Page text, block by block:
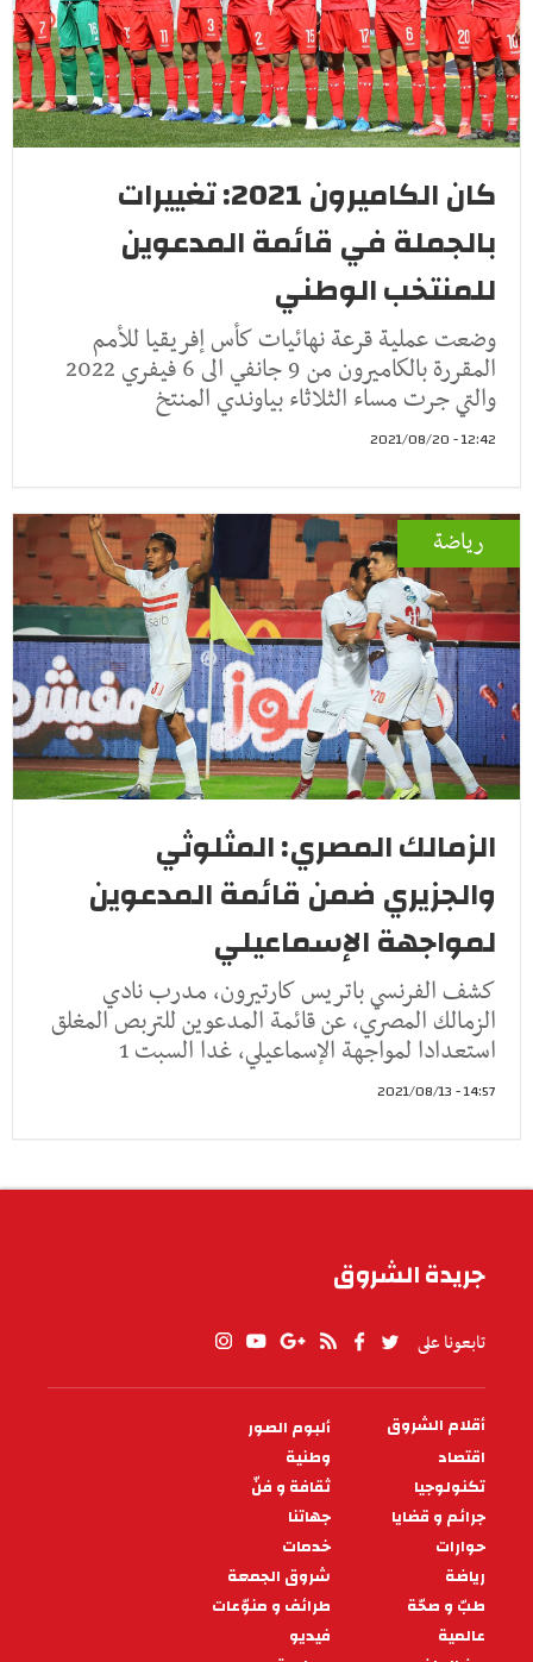
كان الكاميرون 2021: تغييرات
بالجملة في قائمة المدعوين
للمنتخب الوطني
وضعت عملية قرعة نهائيات كأس إفريقيا للأمم
المقررة بالكاميرون من 9 جانفي الى 6 فيفري 2022
والتي جرت مساء الثلاثاء بياوندي المنتخ
12:42 - 2021/08/20
رياضة
الزمالك المصري: المثلوثي
والجزيري ضمن قائمة المدعوين
لمواجهة الإسماعيلي
كشف الفرنسي باتريس كارتيرون، مدرب نادي
الزمالك المصري، عن قائمة المدعوين للتربص المغلق
استعدادا لمواجهة الإسماعيلي، غدا السبت 1
14:57 - 2021/08/13
جريدة الشروق
تابعونا على
PIED
DE
PAGE
أقلام الشروق
ألبوم الصور
اقتصاد
وطنية
تكنولوجيا
ثقافة و فنّ
جرائم و قضايا
جهاتنا
حوارات
خدمات
رياضة
شروق الجمعة
طبّ و صحّة
طرائف و منوّعات
عالمية
فيديو